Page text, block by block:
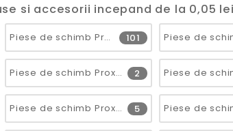
si accesorii incepand de la 0,05 lei
Piese de schimb Proxxon 101
Piese de schimb Proxxon 23040 2
Piese de schimb Proxxon 23353 5